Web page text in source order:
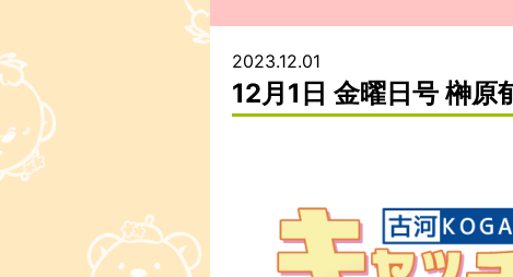
2023.12.01
12月1日 金曜日号 榊